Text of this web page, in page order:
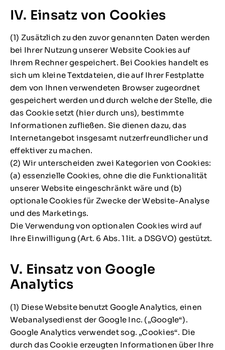
IV. Einsatz von Cookies
(1) Zusätzlich zu den zuvor genannten Daten werden
bei Ihrer Nutzung unserer Website Cookies auf
Ihrem Rechner gespeichert. Bei Cookies handelt es
sich um kleine Textdateien, die auf Ihrer Festplatte
dem von Ihnen verwendeten Browser zugeordnet
gespeichert werden und durch welche der Stelle, die
das Cookie setzt (hier durch uns), bestimmte
Informationen zufließen. Sie dienen dazu, das
Internetangebot insgesamt nutzerfreundlicher und
effektiver zu machen.
(2) Wir unterscheiden zwei Kategorien von Cookies:
(a) essenzielle Cookies, ohne die die Funktionalität
unserer Website eingeschränkt wäre und (b)
optionale Cookies für Zwecke der Website-Analyse
und des Marketings.
Die Verwendung von optionalen Cookies wird auf
Ihre Einwilligung (Art. 6 Abs. 1 lit. a DSGVO) gestützt.
V. Einsatz von Google
Analytics
(1) Diese Website benutzt Google Analytics, einen
Webanalysedienst der Google Inc. („Google“).
Google Analytics verwendet sog. „Cookies“. Die
durch das Cookie erzeugten Informationen über Ihre